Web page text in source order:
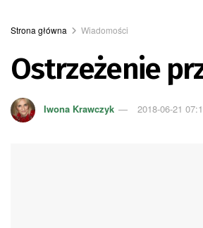
Strona główna Wiadomości
Ostrzeżenie
Iwona Krawczyk 2018-06-21